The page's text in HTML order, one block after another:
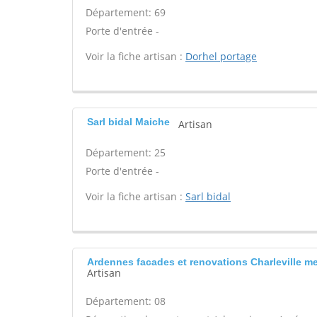
Département: 69
Porte d'entrée -
Voir la fiche artisan : Dorhel portage
Sarl bidal Maiche Artisan
Département: 25
Porte d'entrée -
Voir la fiche artisan : Sarl bidal
Ardennes facades et renovations Charleville
Artisan
Département: 08